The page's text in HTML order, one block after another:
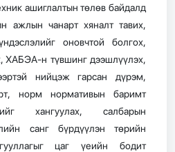
ашиглалтын төлөв байдалд
ажлын чанарт хяналт тавих,
оновчтой болгох,
ХАБЭА-н түвшинг дээшлүүлэх,
нийцэж гарсан дүрэм,
норм нормативын баримт
хангуулах, салбарын
санг бүрдүүлэн төрийн
цаг үеийн бодит